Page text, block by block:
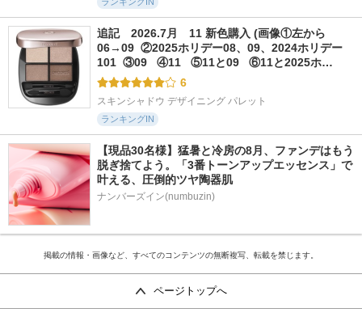
追記　2026.7月　11 新色購入 (画像①左から
06→09  ②2025ホリデー08、09、2024ホリデー
101  ③09   ④11   ⑤11と09   ⑥11と2025ホ…
6
スキンシャドウ デザイニング パレット
ランキングIN
【現品30名様】猛暑と冷房の8月、ファンデはもう
脱ぎ捨てよう。「3番トーンアップエッセンス」で
叶える、圧倒的ツヤ陶器肌
ナンバーズイン(numbuzin)
掲載の情報・画像など、すべてのコンテンツの無断複写、転載を禁じます。
ページトップへ